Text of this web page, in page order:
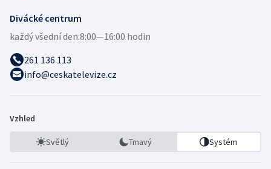
Divácké centrum
každý všední den:8:00—16:00 hodin
261 136 113
info@ceskatelevize.cz
Vzhled
Světlý Tmavý Systém